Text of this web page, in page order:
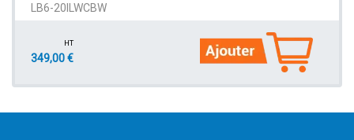
LB6-20ILWCBW
HT
349,00 €